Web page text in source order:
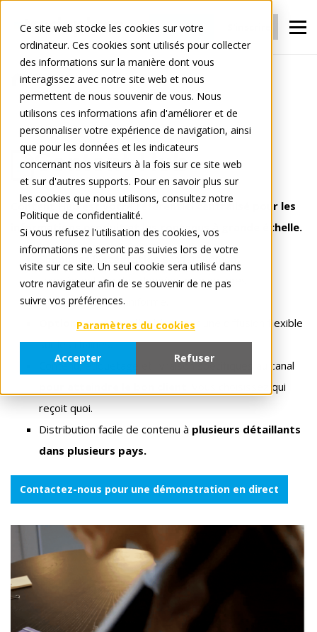
Ce site web stocke les cookies sur votre
ordinateur. Ces cookies sont utilisés pour collecter
des informations sur la manière dont vous
interagissez avec notre site web et nous
permettent de nous souvenir de vous. Nous
utilisons ces informations afin d'améliorer et de
personnaliser votre expérience de navigation, ainsi
que pour les données et les indicateurs
concernant nos visiteurs à la fois sur ce site web
et sur d'autres supports. Pour en savoir plus sur
les cookies que nous utilisons, consultez notre
Politique de confidentialité.
Si vous refusez l'utilisation des cookies, vos
informations ne seront pas suivies lors de votre
visite sur ce site. Un seul cookie sera utilisé dans
votre navigateur afin de se souvenir de ne pas
suivre vos préférences.
Paramètres du cookies
Accepter Refuser
Connexion
Pour les Fabricants
Content
Content Hub
Content Hub
Content Hub est votre référentiel centralisé pour les
informations produit et les contenus à grande échelle.
Simplifiez l'intégration
sans traitement
supplémentaire des données ni mappages.
Norme TradePIuniforme.
Options personnalisablespour une diffusion flexible
sur les chaînes.
Contenu, étiquetage et livraison spécifiques au canal
. Vous choisissez qui
reçoit quoi.
Distribution facile de contenu à plusieurs détaillants
dans plusieurs pays.
Contactez-nous pour une démonstration en direct